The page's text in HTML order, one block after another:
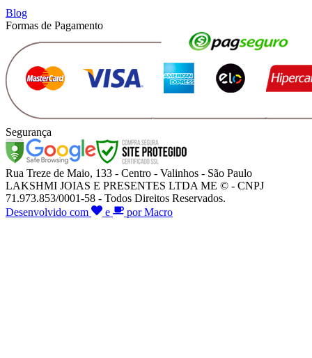
Blog
Formas de Pagamento
Segurança
Rua Treze de Maio, 133 - Centro - Valinhos - São Paulo
LAKSHMI JOIAS E PRESENTES LTDA ME © - CNPJ
71.973.853/0001-58 - Todos Direitos Reservados.
Desenvolvido com
e por Macro